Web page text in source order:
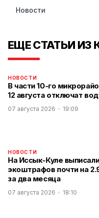
Новости
ЕЩЕ СТАТЬИ ИЗ
НОВОСТИ
В части 10-го
12 августа отключат
07 августа 2026 19:09
НОВОСТИ
На Иссык-Куле
экоштрафов почти на
за два месяца
07 августа 2026 18:10